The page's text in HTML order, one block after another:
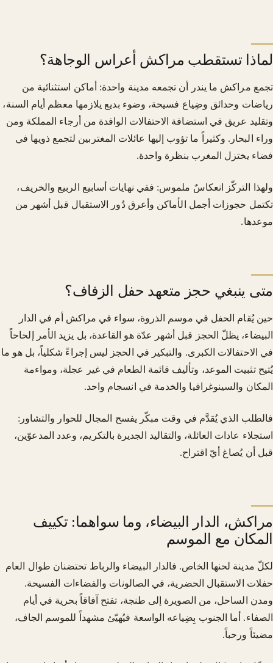
لماذا تستقطب مراكش أعراس الوجاهة؟
تجمع مراكش ما يندر أن تجمعه مدينة واحدة: أماكن استثنائية من
رياضات وحدائق وضِياع فسيحة، وضوء بديع يلازمها معظم أيام السنة،
وتقليد عريق في استضافة الاحتفالات الوافدة من أرجاء المملكة ومن
وراء البحار. وكثيراً ما تؤوب إليها عائلات المغتربين لتجمع ذويها في
فضاء يختزل المغرب بنظرة واحدة.
ولهذا التركّز انعكاسٌ ملموس: ففي نهايات أسابيع الربيع والخريف،
تكتمل حجوزات أجمل الأماكن وأعرق دُور الاستقبال قبل أشهر من
موعدها.
متى ينبغي حجز متعهد حفل الزفاف؟
حين يُقام الحفل في موسم الذروة، سواء في مراكش أم في الدار
البيضاء، يظلّ الحجز قبل أشهر عدّة هو القاعدة، بل يزيد الأمر إلحاحاً
في الاحتفالات الكبرى. والتبكير في الحجز ليس إجراءً شكلياً، بل هو ما
يُتيح تثبيت الموعد، وتأليف قائمة الطعام في غير عجلة، ومواءمة
المكان والسينوغرافيا والخدمة في انسجام واحد.
فالطلب الذي يُقدَّم في وقت مبكّر يفسح المجال للحوار والتشاور:
استجلاء عادات العائلة، والتقاليد الجديرة بالتكريم، وعدد المدعوّين،
قبل أن يُصاغ أيّ اقتراح.
مراكش، الدار البيضاء، وما سواهما: تكييف
المكان مع الموسم
لكلّ مدينة لحنها الخاص. فالدار البيضاء والرباط تحتضنان طوال العام
حفلات الاستقبال الحضرية، في الصالونات والفضاءات الفسيحة.
ومدن الساحل، من الصويرة إلى طنجة، تفتح آفاقاً بحرية في أيام
الصفاء. أما الجنوب بِضِياعه الواسعة فيُهيّئ مشهداً للموسم الجاف،
مضيئاً ورحباً.